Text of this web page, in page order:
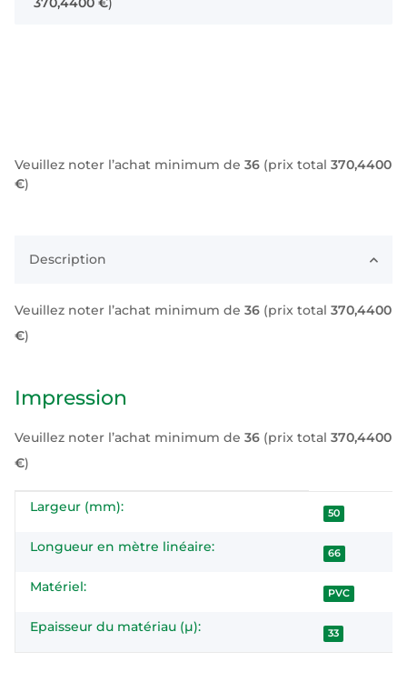
Veuillez noter l’achat minimum de 36 (prix total 370,4400
€)
Description
Veuillez noter l’achat minimum de 36 (prix total 370,4400
€)
Impression
Veuillez noter l’achat minimum de 36 (prix total 370,4400
€)
#productDetails.itemInformation#
#productDetails.itemValue#
Largeur (mm): 50
Longueur en mètre linéaire: 66
Matériel: PVC
Epaisseur du matériau (µ): 33